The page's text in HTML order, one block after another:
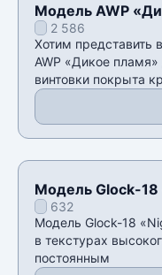
Модель AWP
2 586
Хотим
AWP «Дикое
винтовки покрыта
Модель Glock-18
632
Модель Glock-18
в текстурах
постоянным